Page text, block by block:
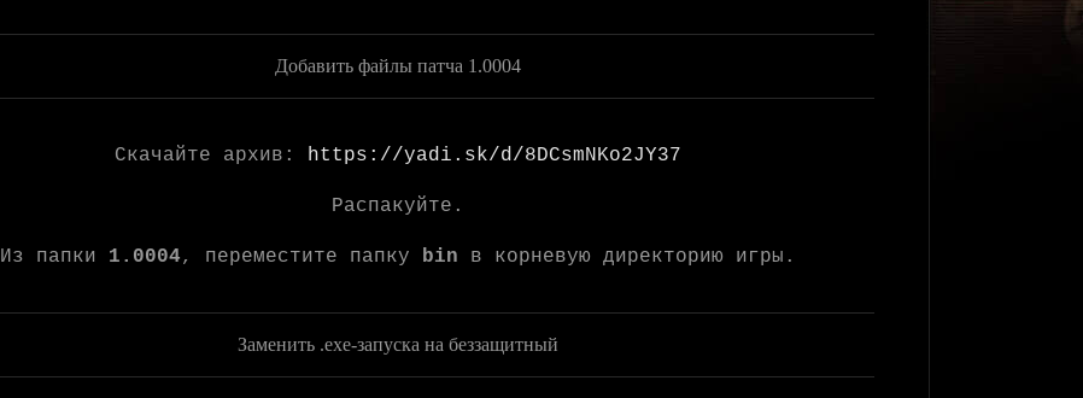
Добавить файлы патча 1.0004
Скачайте архив: https://yadi.sk/d/8DCsmNKo2JY37
Распакуйте.
Из папки 1.0004, переместите папку bin в корневую директорию игры.
Заменить .exe-запуска на беззащитный